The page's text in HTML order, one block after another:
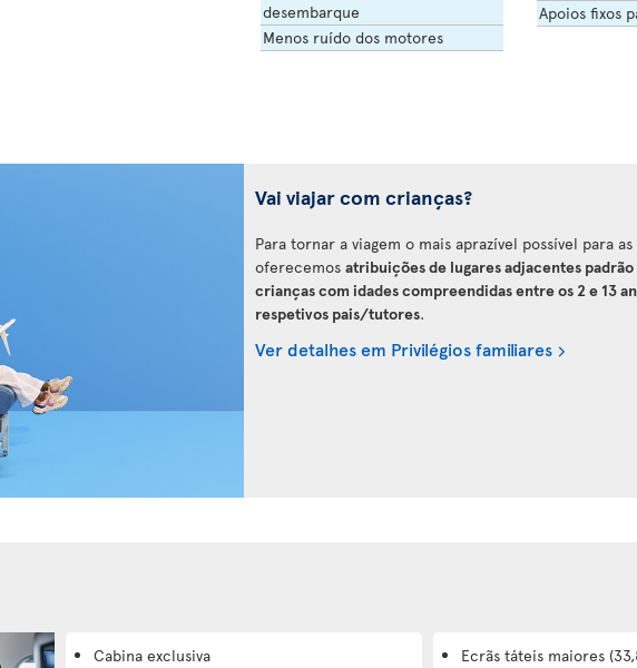
desembarque
Menos ruído dos motores
Apoios fixos
Vai viajar com crianças?
Para tornar a viagem o mais aprazível possível para
oferecemos atribuições de lugares adjacentes
crianças com idades compreendidas entre os 2 e 13
respetivos pais/tutores.
Ver detalhes em Privilégios familiares
Cabina exclusiva
Ecrãs táteis maiores